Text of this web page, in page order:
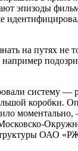
эпизоды
на путях не
систему —
коробки.
ОАО